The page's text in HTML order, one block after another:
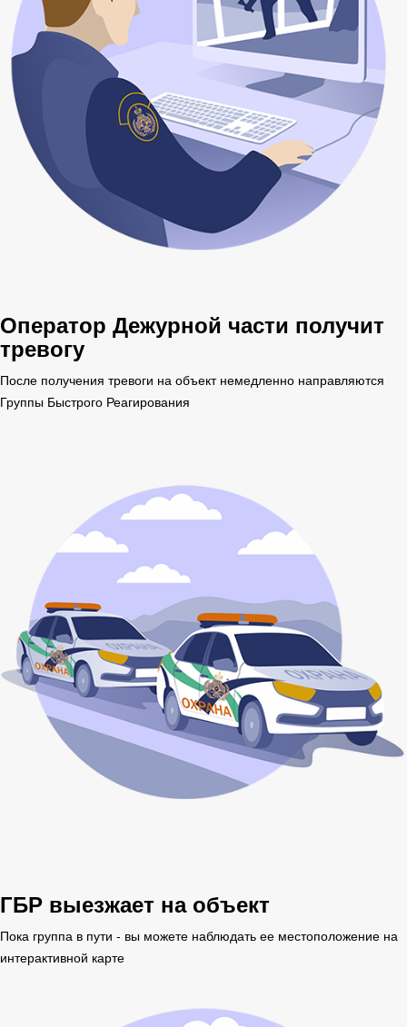
Оператор Дежурной части получит
тревогу
После получения тревоги на объект немедленно направляются
Группы Быстрого Реагирования
ГБР выезжает на объект
Пока группа в пути - вы можете наблюдать ее местоположение на
интерактивной карте